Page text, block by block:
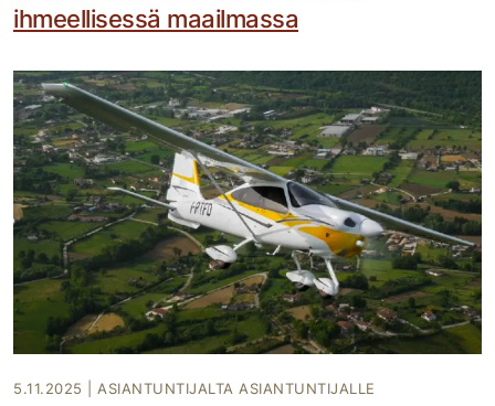
ihmeellisessä maailmassa
5.11.2025 ASIANTUNTIJALTA ASIANTUNTIJALLE